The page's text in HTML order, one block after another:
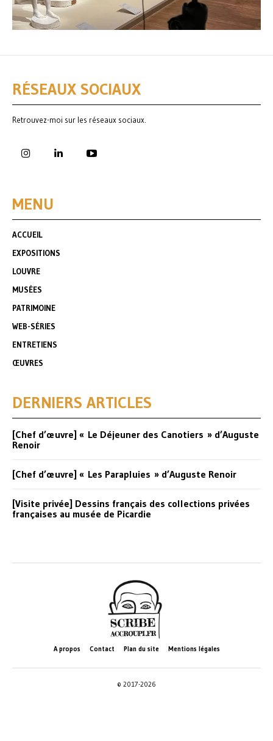
RÉSEAUX SOCIAUX
Retrouvez-moi sur les réseaux sociaux.
MENU
ACCUEIL
EXPOSITIONS
LOUVRE
MUSÉES
PATRIMOINE
WEB-SÉRIES
ENTRETIENS
ŒUVRES
DERNIERS ARTICLES
[Chef d’œuvre] « Le Déjeuner des Canotiers » d’Auguste
Renoir
[Chef d’œuvre] « Les Parapluies » d’Auguste Renoir
[Visite privée] Dessins français des collections privées
françaises au musée de Picardie
A propos Contact Plan du site Mentions légales
© 2017-2026